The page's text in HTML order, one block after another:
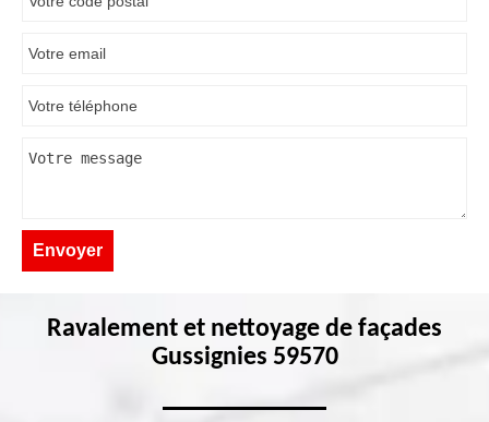
Ravalement et nettoyage de façades
Gussignies 59570